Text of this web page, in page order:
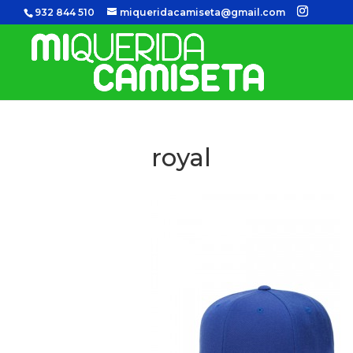
932 844 510 miqueridacamiseta@gmail.com
royal